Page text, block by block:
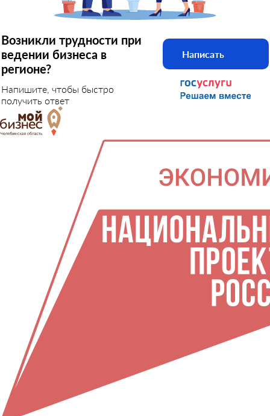
Возникли трудности при
ведении бизнеса в
регионе?
Напишите, чтобы быстро
получить ответ
Написать